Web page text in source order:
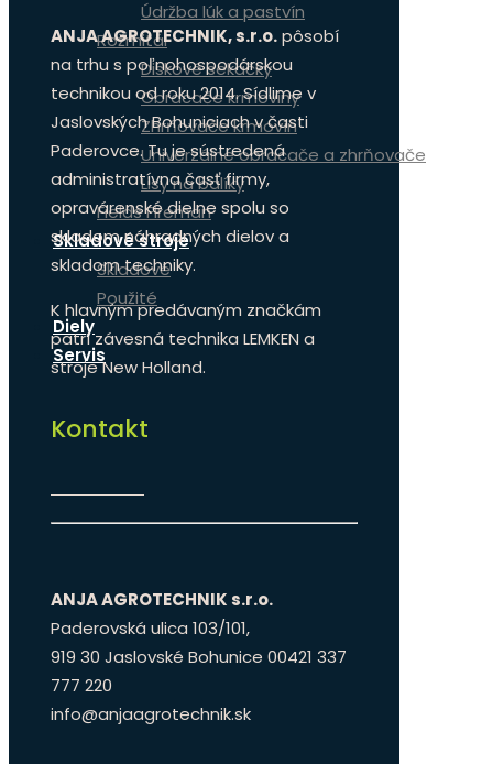
Údržba lúk a pastvín
Rožmitál
Diskové sekačky
Obracače krmoviny
Zhrňovače krmovín
Univerzálne obracače a zhrňovače
Lisy na balíky
Fields Fireman
Skladové stroje
Skladové
Použité
Diely
Servis
ANJA AGROTECHNIK, s.r.o.pôsobí
na trhu s poľnohospodárskou
technikou od roku 2014. Sídlime v
Jaslovských Bohuniciach v časti
Paderovce. Tu je sústredená
administratívna časť firmy,
opravárenské dielne spolu so
skladom náhradných dielov a
skladom techniky.
K hlavným predávaným značkám
patrí závesná technika LEMKEN a
stroje New Holland.
Kontakt
ANJA AGROTECHNIK s.r.o.
Paderovská ulica 103/101,
919 30 Jaslovské Bohunice 00421 337
777 220
info@anjaagrotechnik.sk